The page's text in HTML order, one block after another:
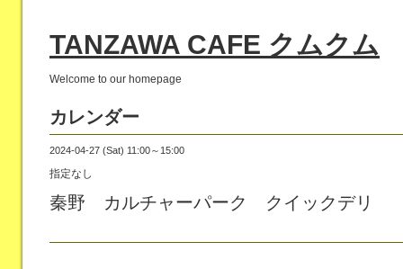
TANZAWA CAFE クムクム
Welcome to our homepage
カレンダー
2024-04-27 (Sat) 11:00～15:00
指定なし
秦野 カルチャーパーク クイックデリ